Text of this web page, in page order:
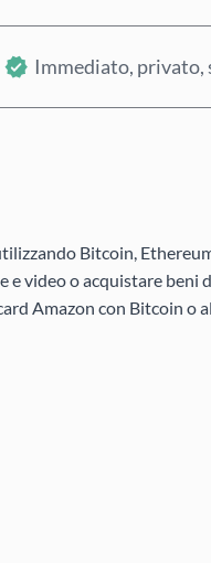
Immediato, privato,
Bitcoin,
video o acquistare beni
Amazon con Bitcoin o